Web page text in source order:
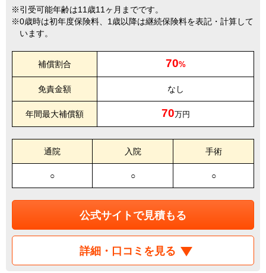
引受可能年齢は11歳11ヶ月までです。
0歳時は初年度保険料、1歳以降は継続保険料を表記・計算して
います。
補償割合 70%
免責金額 なし
年間最大補償額 70万円
通院 入院 手術
○ ○ ○
公式サイトで見積もる
詳細・口コミを見る